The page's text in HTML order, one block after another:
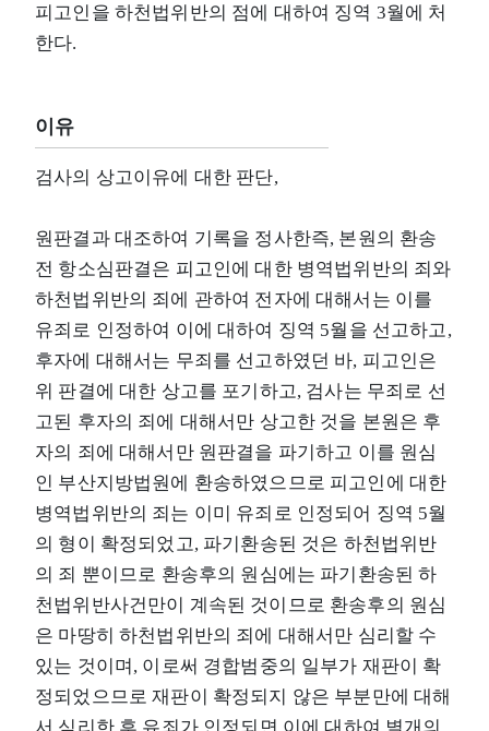
피고인을 하천법위반의 점에 대하여 징역 3월에 처
한다.
이유
검사의 상고이유에 대한 판단,
원판결과 대조하여 기록을 정사한즉, 본원의 환송
전 항소심판결은 피고인에 대한 병역법위반의 죄와
하천법위반의 죄에 관하여 전자에 대해서는 이를
유죄로 인정하여 이에 대하여 징역 5월을 선고하고,
후자에 대해서는 무죄를 선고하였던 바, 피고인은
위 판결에 대한 상고를 포기하고, 검사는 무죄로 선
고된 후자의 죄에 대해서만 상고한 것을 본원은 후
자의 죄에 대해서만 원판결을 파기하고 이를 원심
인 부산지방법원에 환송하였으므로 피고인에 대한
병역법위반의 죄는 이미 유죄로 인정되어 징역 5월
의 형이 확정되었고, 파기환송된 것은 하천법위반
의 죄 뿐이므로 환송후의 원심에는 파기환송된 하
천법위반사건만이 계속된 것이므로 환송후의 원심
은 마땅히 하천법위반의 죄에 대해서만 심리할 수
있는 것이며, 이로써 경합범중의 일부가 재판이 확
정되었으므로 재판이 확정되지 않은 부분만에 대해